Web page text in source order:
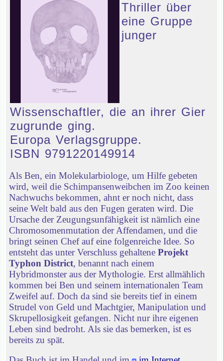
Thriller über
eine Gruppe
junger
Wissenschaftler, die an ihrer Gier
zugrunde ging.
Europa Verlagsgruppe.
ISBN 9791220149914
Als Ben, ein Molekularbiologe, um Hilfe gebeten
wird, weil die Schimpansenweibchen im Zoo keinen
Nachwuchs bekommen, ahnt er noch nicht, dass
seine Welt bald aus den Fugen geraten wird. Die
Ursache der Zeugungsunfähigkeit ist nämlich eine
Chromosomenmutation der Affendamen, und die
bringt seinen Chef auf eine folgenreiche Idee. So
entsteht das unter Verschluss gehaltene Projekt
Typhon District, benannt nach einem
Hybridmonster aus der Mythologie. Erst allmählich
kommen bei Ben und seinem internationalen Team
Zweifel auf. Doch da sind sie bereits tief in einem
Strudel von Geld und Machtgier, Manipulation und
Skrupellosigkeit gefangen. Nicht nur ihre eigenen
Leben sind bedroht. Als sie das bemerken, ist es
bereits zu spät.